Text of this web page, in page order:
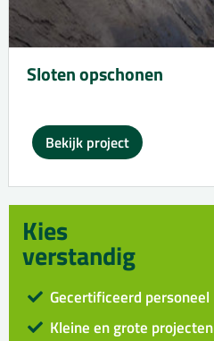
Bekijk project
Sloten opschonen
Kies
verstandig
Gecertificeerd personeel
Kleine en grote projecten